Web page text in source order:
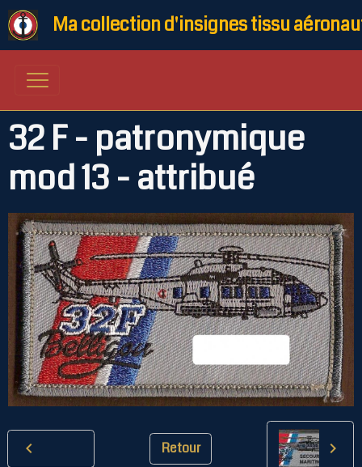
Ma collection d'insignes tissu
32 F - patronymique
mod 13 - attribué
Retour